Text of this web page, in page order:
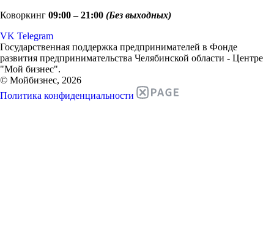
Коворкинг 09:00 – 21:00 (Без выходных)
VK Telegram
Государственная поддержка предпринимателей в Фонде
развития предпринимательства Челябинской области - Центре
"Мой бизнес".
© Мойбизнес, 2026
Политика конфиденциальности